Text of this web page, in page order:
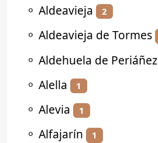
⚬ Aldeavieja 2
⚬ Aldeavieja de Tormes
⚬ Aldehuela de Periáñez
⚬ Alella 1
⚬ Alevia 1
⚬ Alfajarín 1